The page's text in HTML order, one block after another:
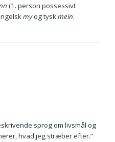
(1. person possessivt
myog tyskmein.
sprog om livsmål og
hvad jeg stræber efter.”